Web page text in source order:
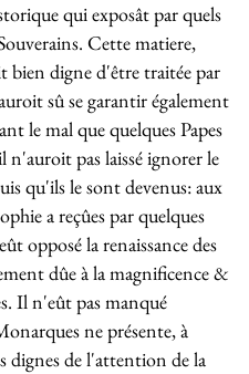
qui exposât par quels
Cette matiere,
bien digne d'être traitée par
sû se garantir également
le mal que quelques Papes
pas laissé ignorer le
qu'ils le sont devenus: aux
a reçûes par quelques
opposé la renaissance des
dûe à la magnificence &
Il n'eût pas manqué
ne présente, à
dignes de l'attention de la